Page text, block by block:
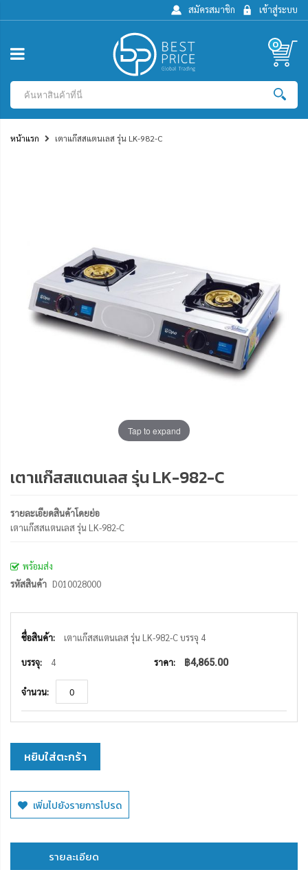
เข้าสู่ระบบ
สมัครสมาชิก
0
หน้าแรก เตาแก๊สสแตนเลส รุ่น LK-982-C
เตาแก๊สสแตนเลส รุ่น LK-982-C
รายละเอียดสินค้าโดยย่อ
เตาแก๊สสแตนเลส รุ่น LK-982-C
พร้อมส่ง
รหัสสินค้า D010028000
สินค้า
เตาแก๊สสแตนเลส รุ่น LK-982-C บรรจุ 4
4 ฿4,865.00
หยิบใส่ตะกร้า
เพิ่มไปยังรายการโปรด
Tap to expand
รายละเอียด